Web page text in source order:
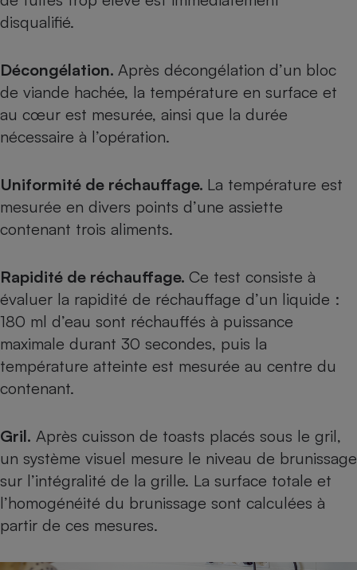
disqualifié.
Décongélation. Après décongélation d’un bloc
de viande hachée, la température en surface et
au cœur est mesurée, ainsi que la durée
nécessaire à l’opération.
Uniformité de réchauffage. La température est
mesurée en divers points d’une assiette
contenant trois aliments.
Rapidité de réchauffage. Ce test consiste à
évaluer la rapidité de réchauffage d’un liquide :
180 ml d’eau sont réchauffés à puissance
maximale durant 30 secondes, puis la
température atteinte est mesurée au centre du
contenant.
Gril. Après cuisson de toasts placés sous le gril,
un système visuel mesure le niveau de brunissage
sur l’intégralité de la grille. La surface totale et
l’homogénéité du brunissage sont calculées à
partir de ces mesures.